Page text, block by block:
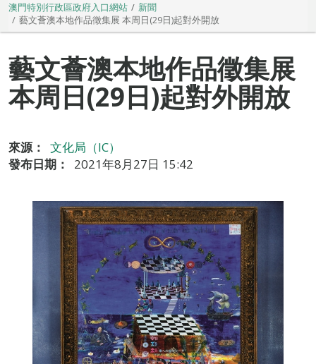
澳門特別行政區政府入口網站
新聞
藝文薈澳本地作品徵集展 本周日(29日)起對外開放
藝文薈澳本地作品徵集展
本周日(29日)起對外開放
來源：
文化局（IC）
發布日期：
2021年8月27日 15:42